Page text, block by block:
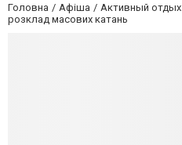
Головна Афіша Активный отдых
розклад масових катань